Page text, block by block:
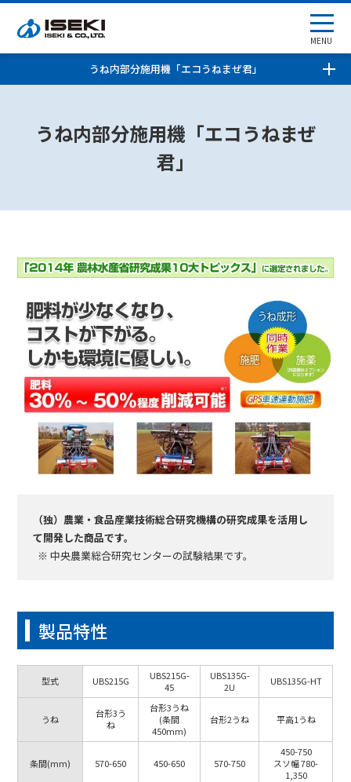
MENU
うね内部分施用機「エコうねまぜ
君」
うね内部分施用機「エコうねまぜ君」
（独）農業・食品産業技術総合研究機構の研究成果を活用し
て開発した商品です。
※ 中央農業総合研究センターの試験結果です。
製品特性
型式 UBS215G
UBS215G-
45
UBS135G-
2U
UBS135G-HT
うね
台形3う
ね
台形3うね
(条間
450mm)
台形2うね 平高1うね
条間(mm) 570-650 450-650 570-750
450-750
スソ幅 780-
1,350